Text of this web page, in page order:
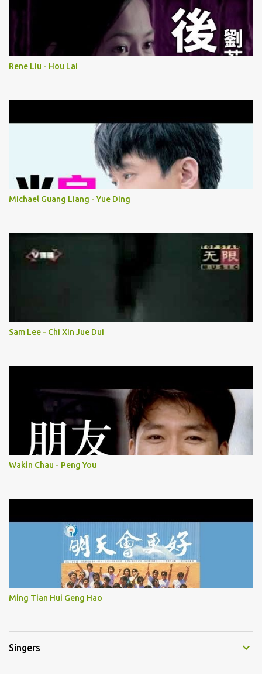
Rene Liu - Hou Lai
Michael Guang Liang - Yue Ding
Sam Lee - Chi Xin Jue Dui
Wakin Chau - Peng You
Ming Tian Hui Geng Hao
Singers